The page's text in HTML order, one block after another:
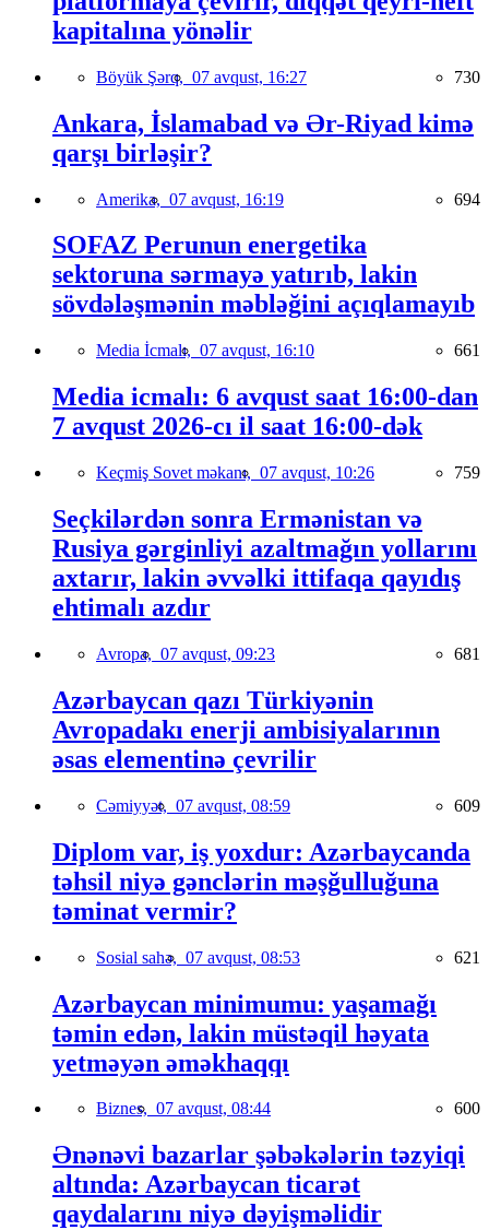
kapitalına yönəlir
Böyük Şərq, 07 avqust, 16:27 730
Ankara, İslamabad və Ər-Riyad kimə
qarşı birləşir?
Amerika, 07 avqust, 16:19 694
SOFAZ Perunun energetika
sektoruna sərmayə yatırıb, lakin
sövdələşmənin məbləğini açıqlamayıb
Media İcmalı, 07 avqust, 16:10 661
Media icmalı: 6 avqust saat 16:00-dan
7 avqust 2026-cı il saat 16:00-dək
Keçmiş Sovet məkanı, 07 avqust, 10:26 759
Seçkilərdən sonra Ermənistan və
Rusiya gərginliyi azaltmağın yollarını
axtarır, lakin əvvəlki ittifaqa qayıdış
ehtimalı azdır
Avropa, 07 avqust, 09:23 681
Azərbaycan qazı Türkiyənin
Avropadakı enerji ambisiyalarının
əsas elementinə çevrilir
Cəmiyyət, 07 avqust, 08:59 609
Diplom var, iş yoxdur: Azərbaycanda
təhsil niyə gənclərin məşğulluğuna
təminat vermir?
Sosial sahə, 07 avqust, 08:53 621
Azərbaycan minimumu: yaşamağı
təmin edən, lakin müstəqil həyata
yetməyən əməkhaqqı
Biznes, 07 avqust, 08:44 600
Ənənəvi bazarlar şəbəkələrin təzyiqi
altında: Azərbaycan ticarət
qaydalarını niyə dəyişməlidir